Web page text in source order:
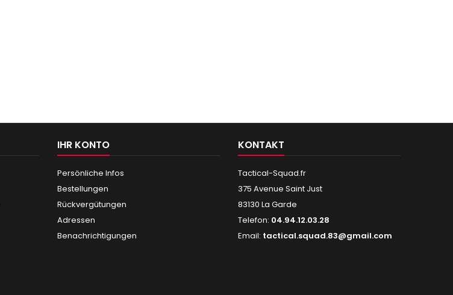
IHR KONTO
Persönliche Infos
Bestellungen
Rückvergütungen
Adressen
Benachrichtigungen
KONTAKT
Tactical-Squad.fr
375 Avenue Saint Just
83130 La Garde
Telefon: 04.94.12.03.28
Email: tactical.squad.83@gmail.com